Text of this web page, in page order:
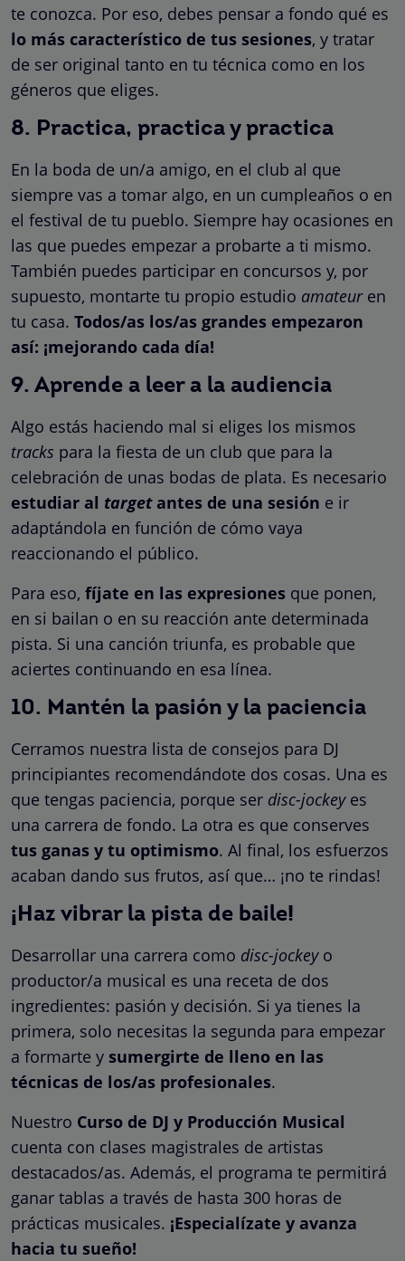
te conozca. Por eso, debes pensar a fondo qué es
lo más característico de tus sesiones, y tratar
de ser original tanto en tu técnica como en los
géneros que eliges.
8. Practica, practica y practica
En la boda de un/a amigo, en el club al que
siempre vas a tomar algo, en un cumpleaños o en
el festival de tu pueblo. Siempre hay ocasiones en
las que puedes empezar a probarte a ti mismo.
También puedes participar en concursos y, por
supuesto, montarte tu propio estudio amateuren
tu casa. Todos/as los/as grandes empezaron
así: ¡mejorando cada día!
9. Aprende a leer a la audiencia
Algo estás haciendo mal si eliges los mismos
tracks para la fiesta de un club que para la
celebración de unas bodas de plata. Es necesario
estudiar al targetantes de una sesión e ir
adaptándola en función de cómo vaya
reaccionando el público.
Para eso, fíjate en las expresiones que ponen,
en si bailan o en su reacción ante determinada
pista. Si una canción triunfa, es probable que
aciertes continuando en esa línea.
10. Mantén la pasión y la paciencia
Cerramos nuestra lista de consejos para DJ
principiantes recomendándote dos cosas. Una es
que tengas paciencia, porque ser disc-jockey es
una carrera de fondo. La otra es que conserves
tus ganas y tu optimismo. Al final, los esfuerzos
acaban dando sus frutos, así que… ¡no te rindas!
¡Haz vibrar la pista de baile!
Desarrollar una carrera como disc-jockeyo
productor/a musical es una receta de dos
ingredientes: pasión y decisión. Si ya tienes la
primera, solo necesitas la segunda para empezar
a formarte y sumergirte de lleno en las
técnicas de los/as profesionales.
Nuestro Curso de DJ y Producción Musical
cuenta con clases magistrales de artistas
destacados/as. Además, el programa te permitirá
ganar tablas a través de hasta 300 horas de
prácticas musicales. ¡Especialízate y avanza
hacia tu sueño!